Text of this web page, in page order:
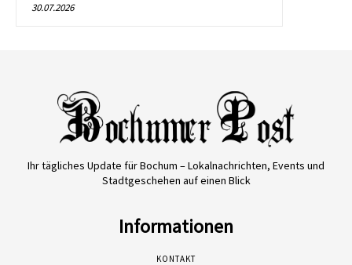
30.07.2026
Ihr tägliches Update für Bochum – Lokalnachrichten, Events und
Stadtgeschehen auf einen Blick
Informationen
KONTAKT